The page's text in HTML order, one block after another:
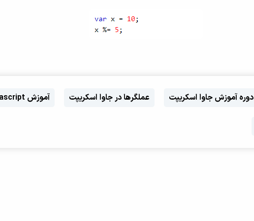
دوره آموزش جاوا اسکریپت عملگرها در جاوا اسکریپت آموزش javascript